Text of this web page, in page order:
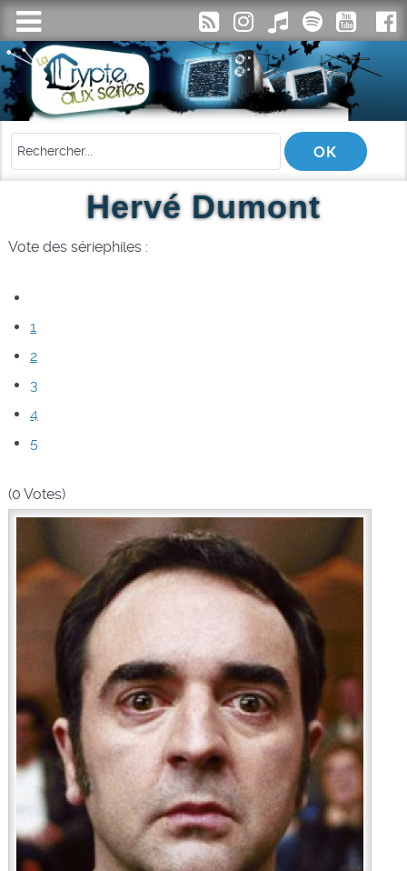
Hervé Dumont
Vote des sériephiles :
1
2
3
4
5
(0 Votes)